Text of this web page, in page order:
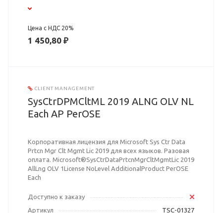
Цена с НДС 20%
1 450,80 ₽
CLIENT MANAGEMENT
SysCtrDPMCltML 2019 ALNG OLV NL
Each AP PerOSE
Корпоративная лицензия для Microsoft Sys Ctr Data
Prtcn Mgr Clt Mgmt Lic 2019 для всех языков. Разовая
оплата. Microsoft®SysCtrDataPrtcnMgrCltMgmtLic 2019
AllLng OLV 1License NoLevel AdditionalProduct PerOSE
Each
Доступно к заказу
Артикул
TSC-01327